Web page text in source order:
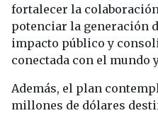
fortalecer la
potenciar la generación
impacto público y
conectada con el mundo
Además, el plan
millones de dólares